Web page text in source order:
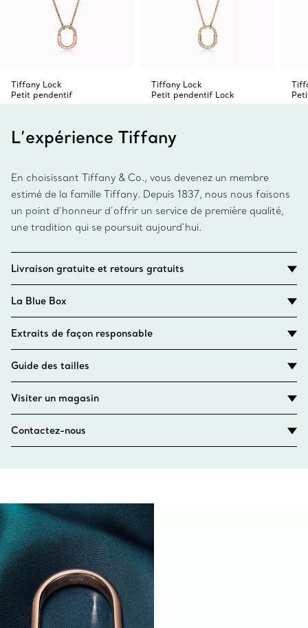
Tiffany Lock
Petit pendentif
Tiffany Lock
Petit pendentif Lock
L’expérience Tiffany
En choisissant Tiffany & Co., vous devenez un membre
estimé de la famille Tiffany. Depuis 1837, nous nous faisons
un point d’honneur d’offrir un service de première qualité,
une tradition qui se poursuit aujourd’hui.
Livraison gratuite et retours gratuits
La Blue Box
Extraits de façon responsable
Guide des tailles
Visiter un magasin
Contactez-nous